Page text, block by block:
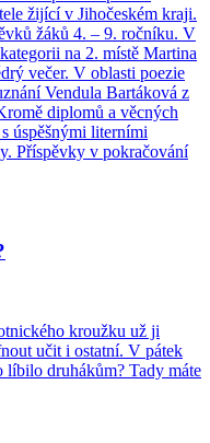
žijící v Jihočeském kraji.
žáků 4. – 9. ročníku. V
na 2. místě Martina
večer. V oblasti poezie
Vendula Bartáková z
diplomů a věcných
úspěšnými literními
Příspěvky v pokračování
kroužku už ji
učit i ostatní. V pátek
líbilo druhákům? Tady máte